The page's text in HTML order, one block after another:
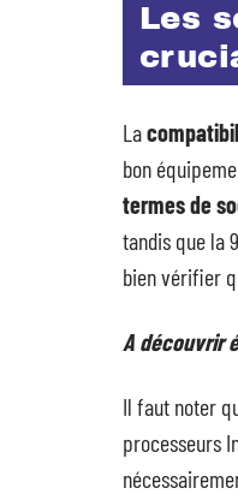
Les
La
bon
termes de
tandis que la
bien vérifier
A découvrir
Il faut noter
processeurs